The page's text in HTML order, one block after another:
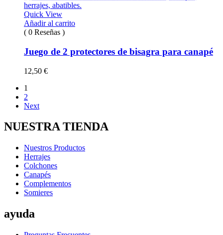
Quick View
Añadir al carrito
( 0 Reseñas )
Juego de 2 protectores de bisagra para canapé
12,50 €
1
2
Next
NUESTRA TIENDA
Nuestros Productos
Herrajes
Colchones
Canapés
Complementos
Somieres
ayuda